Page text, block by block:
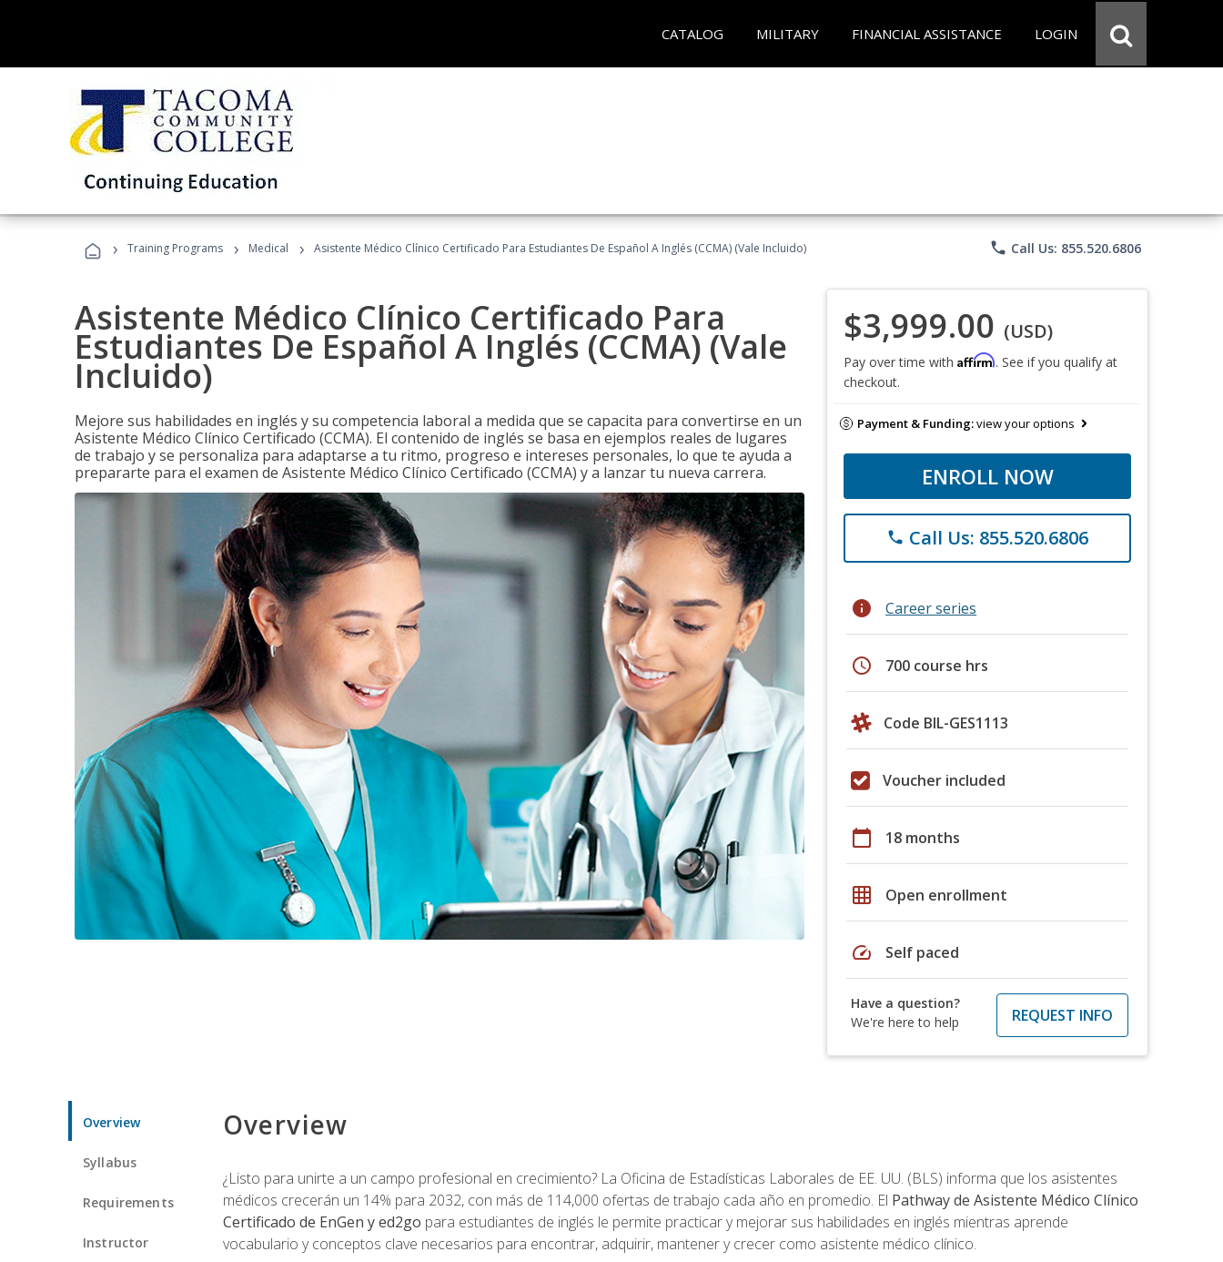
CATALOG MILITARY FINANCIAL ASSISTANCE LOGIN
› Training Programs › Medical › Asistente Médico Clínico Certificado Para Estudiantes De Español A Inglés (CCMA) (Vale Incluido) phone Call Us: 855.520.6806
Asistente Médico Clínico Certificado Para
Estudiantes De Español A Inglés (CCMA) (Vale
Incluido)
Mejore sus habilidades en inglés y su competencia laboral a medida que se capacita para convertirse en un
Asistente Médico Clínico Certificado (CCMA). El contenido de inglés se basa en ejemplos reales de lugares
de trabajo y se personaliza para adaptarse a tu ritmo, progreso e intereses personales, lo que te ayuda a
prepararte para el examen de Asistente Médico Clínico Certificado (CCMA) y a lanzar tu nueva carrera.
$3,999.00 (USD)
Pay over time with Affirm. See if you qualify at
checkout.
Payment & Funding:view your options
ENROLL NOW
phone Call Us: 855.520.6806
info Career series
schedule 700 course hrs
Code BIL-GES1113
Voucher included
calendar_today 18 months
grid_on Open enrollment
speed Self paced
Have a question?
We're here to help
REQUEST INFO
Overview
Syllabus
Requirements
Instructor
Overview
¿Listo para unirte a un campo profesional en crecimiento? La Oficina de Estadísticas Laborales de EE. UU. (BLS) informa que los asistentes
médicos crecerán un 14% para 2032, con más de 114,000 ofertas de trabajo cada año en promedio. El Pathway de Asistente Médico Clínico
Certificado de EnGen y ed2go para estudiantes de inglés le permite practicar y mejorar sus habilidades en inglés mientras aprende
vocabulario y conceptos clave necesarios para encontrar, adquirir, mantener y crecer como asistente médico clínico.